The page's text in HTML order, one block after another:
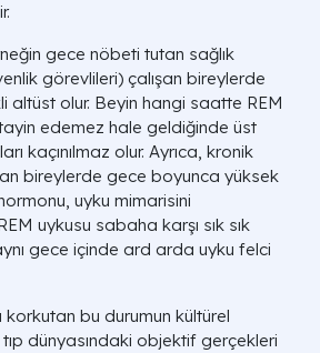
gece nöbeti tutan sağlık
görevlileri) çalışan bireylerde
altüst olur. Beyin hangi saatte REM
edemez hale geldiğinde üst
kaçınılmaz olur. Ayrıca, kronik
bireylerde gece boyunca yüksek
uyku mimarisini
uykusu sabaha karşı sık sık
gece içinde ard arda uyku felci
korkutan bu durumun kültürel
dünyasındaki objektif gerçekleri